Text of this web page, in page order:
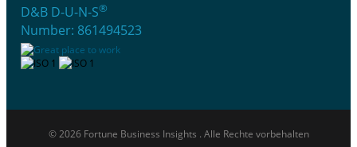
D&B D-U-N-S®
Number: 861494523
© 2026 Fortune Business Insights . Alle Rechte vorbehalten